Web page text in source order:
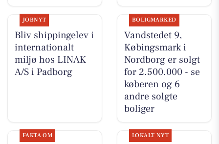
JOBNYT
Bliv shippingelev i
internationalt
miljø hos LINAK
A/S i Padborg
BOLIGMARKED
Vandstedet 9,
Købingsmark i
Nordborg er solgt
for 2.500.000 - se
køberen og 6
andre solgte
boliger
FAKTA OM LOKALT NYT